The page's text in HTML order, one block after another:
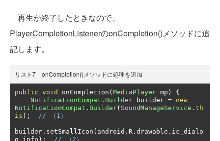
再生が終了したときなので、
PlayerCompletionListenerのonCompletion()メソッドに追
記します。
リスト7 onCompletion()メソッドに処理を追加
public void onCompletion ( MediaPlayer mp )
{
NotificationCompat . Builder builder = new
NotificationCompat . Builder( SoundManageService . th
is ); // （1）
builder . setSmallIcon ( android . R . drawable . ic_dialo
g_info );
// （2）